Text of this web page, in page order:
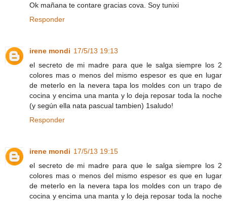
Ok mañana te contare gracias cova. Soy tunixi
Responder
irene mondi 17/5/13 19:13
el secreto de mi madre para que le salga siempre los 2
colores mas o menos del mismo espesor es que en lugar
de meterlo en la nevera tapa los moldes con un trapo de
cocina y encima una manta y lo deja reposar toda la noche
(y según ella nata pascual tambien) 1saludo!
Responder
irene mondi 17/5/13 19:15
el secreto de mi madre para que le salga siempre los 2
colores mas o menos del mismo espesor es que en lugar
de meterlo en la nevera tapa los moldes con un trapo de
cocina y encima una manta y lo deja reposar toda la noche